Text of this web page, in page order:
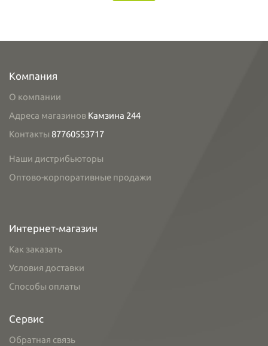
Компания
О компании
Адреса магазинов Камзина 244
Контакты 87760553717
Наши дистрибьюторы
Оптово-корпоративные продажи
Интернет-магазин
Как заказать
Условия доставки
Способы оплаты
Сервис
Обратная связь